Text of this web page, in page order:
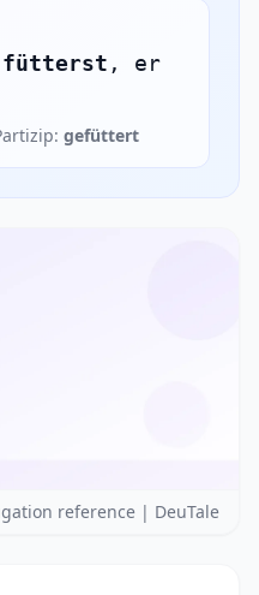
fütterst , er
gefüttert
reference | DeuTale